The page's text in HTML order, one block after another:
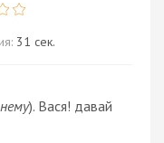
31 сек.
). Вася! давай